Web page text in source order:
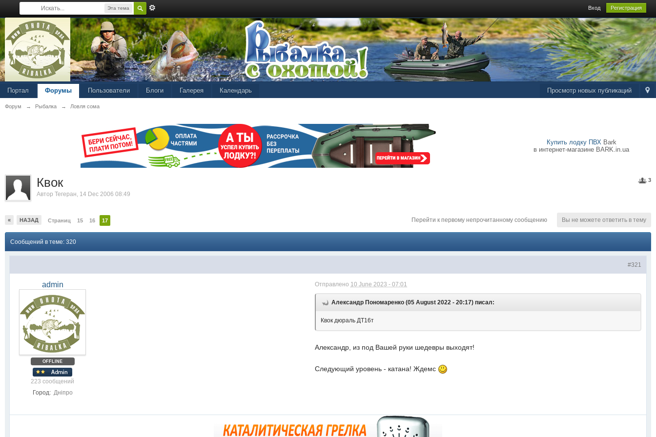
Эта тема Вход Регистрация
Просмотр новых публикаций
Портал Форумы Пользователи Блоги Галерея Календарь
Форум → Рыбалка → Ловля сома
Купить лодку ПВХBark
в интернет-магазине BARK.in.ua
3
Квок
Автор Тегеран, 14 Dec 2006 08:49
« НАЗАД Страниц 15 16 17 Вы не можете ответить в тему
Перейти к первому непрочитанному сообщению
Сообщений в теме: 320
#321
admin
OFFLINE
223 сообщений
Город: Дніпро
Отправлено 10 June 2023 - 07:01
Александр Пономаренко (05 August 2022 - 20:17) писал:
Квок дюраль ДТ16т
Александр, из под Вашей руки шедевры выходят!
Следующий уровень - катана! Ждемс